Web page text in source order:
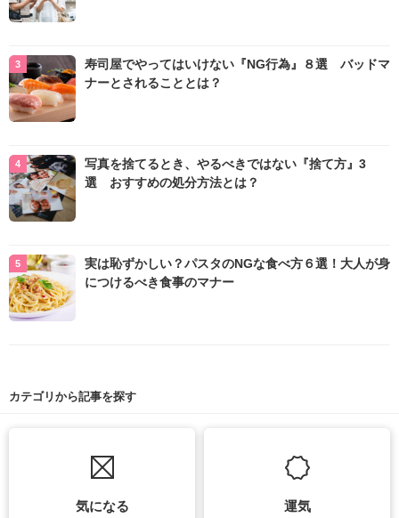
寿司屋でやってはいけない『NG行為』８選 バッドマ
ナーとされることとは？
写真を捨てるとき、やるべきではない『捨て方』3
選 おすすめの処分方法とは？
実は恥ずかしい？パスタのNGな食べ方６選！大人が身
につけるべき食事のマナー
カテゴリから記事を探す
気になる 運気